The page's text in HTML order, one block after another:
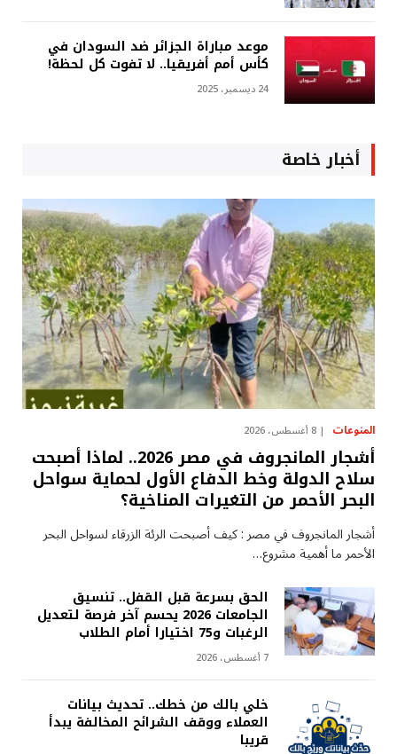
موعد مباراة الجزائر ضد السودان في
كأس أمم أفريقيا.. لا تفوت كل لحظة!
24 ديسمبر، 2025
أخبار خاصة
المنوعات 8 أغسطس، 2026
أشجار المانجروف في مصر 2026.. لماذا أصبحت
سلاح الدولة وخط الدفاع الأول لحماية سواحل
البحر الأحمر من التغيرات المناخية؟
أشجار المانجروف في مصر : كيف أصبحت الرئة الزرقاء لسواحل البحر
الأحمر ما أهمية مشروع…
الحق بسرعة قبل القفل.. تنسيق
الجامعات 2026 يحسم آخر فرصة لتعديل
الرغبات و75 اختيارا أمام الطلاب
7 أغسطس، 2026
خلي بالك من خطك.. تحديث بيانات
العملاء ووقف الشرائح المخالفة يبدأ
قريبا